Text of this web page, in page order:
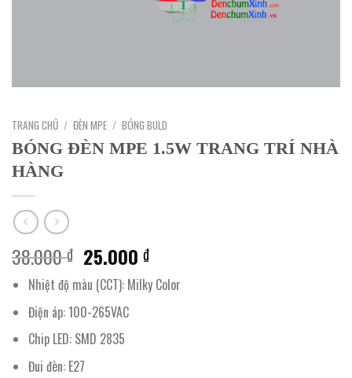
TRANG CHỦ / ĐÈN MPE / BÓNG BULD
BÓNG ĐÈN MPE 1.5W TRANG TRÍ NHÀ
HÀNG
38.000₫ Giá
gốc
là:
38.000 ₫.
25.000₫Giá
hiện
tại
Nhiệt độ màu (CCT): Milky Color
Điện áp: 100-265VAC
Chip LED: SMD 2835
Đui đèn: E27